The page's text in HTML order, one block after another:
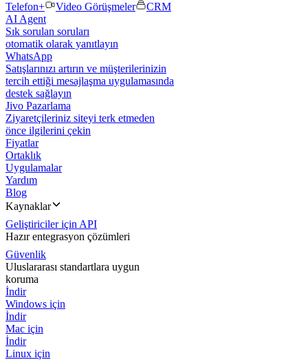
Telefon+
Video Görüşmeler
CRM
AI Agent
Sık sorulan soruları
otomatik olarak yanıtlayın
WhatsApp
Satışlarınızı artırın ve müşterilerinizin
tercih ettiği mesajlaşma uygulamasında
destek sağlayın
Jivo Pazarlama
Ziyaretçileriniz siteyi terk etmeden
önce ilgilerini çekin
Fiyatlar
Ortaklık
Uygulamalar
Yardım
Blog
Kaynaklar
Geliştiriciler için API
Hazır entegrasyon çözümleri
Güvenlik
Uluslararası standartlara uygun
koruma
İndir
Windows için
İndir
Mac için
İndir
Linux için